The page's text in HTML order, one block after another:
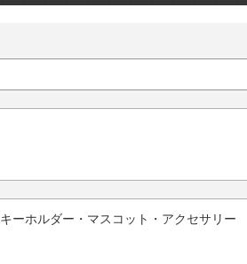
キーホルダー・マスコット・アクセサリー